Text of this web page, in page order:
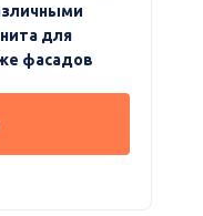
для
фасадов